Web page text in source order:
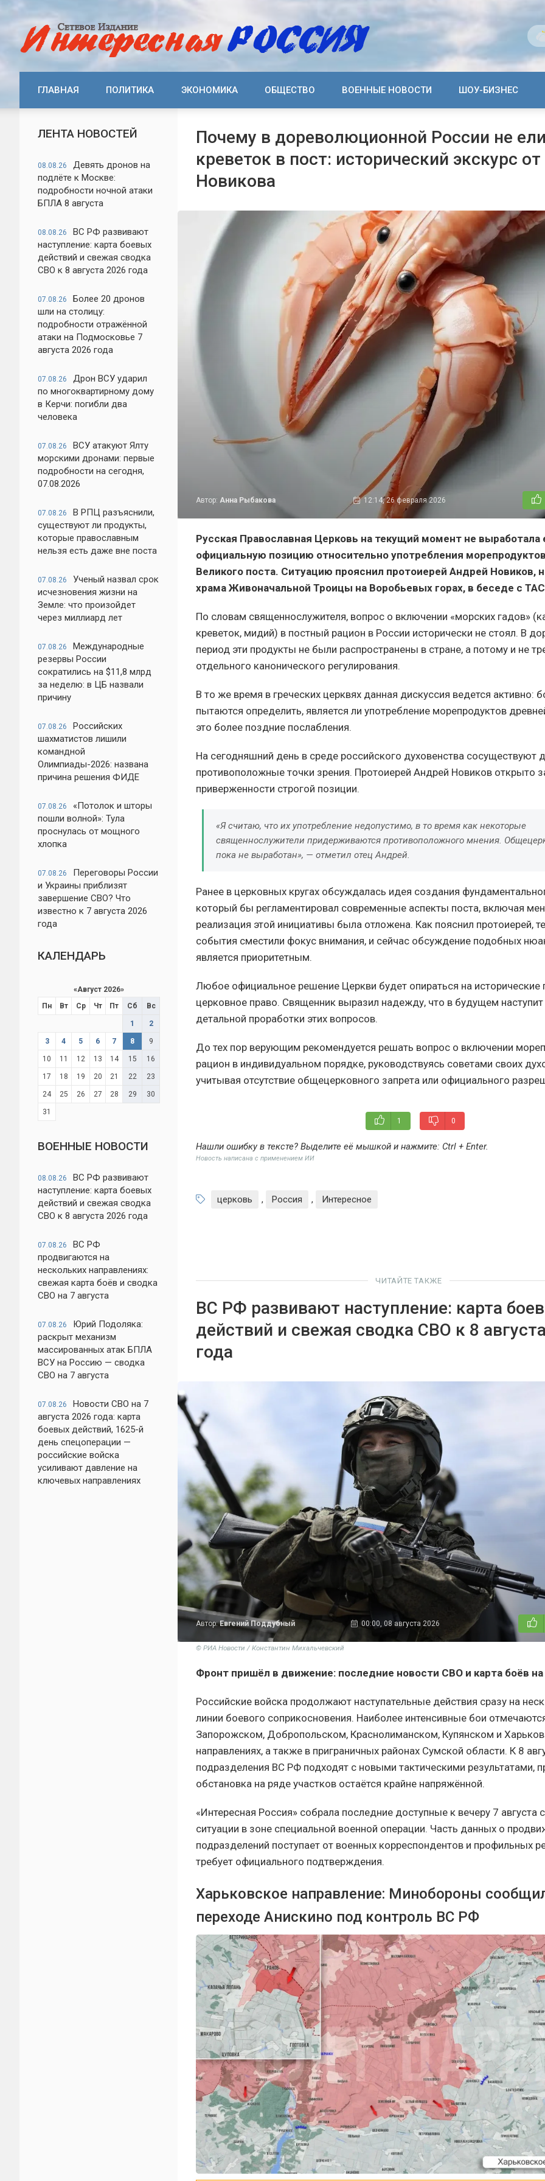
ГЛАВНАЯ ПОЛИТИКА ЭКОНОМИКА ОБЩЕСТВО ВОЕННЫЕ НОВОСТИ ШОУ-БИЗНЕС
ЛЕНТА НОВОСТЕЙ
08.08.26
Девять дронов на
подлёте к Москве:
подробности ночной атаки
БПЛА 8 августа
08.08.26
ВС РФ развивают
наступление: карта боевых
действий и свежая сводка
СВО к 8 августа 2026 года
07.08.26
Более 20 дронов
шли на столицу:
подробности отражённой
атаки на Подмосковье 7
августа 2026 года
07.08.26
Дрон ВСУ ударил
по многоквартирному дому
в Керчи: погибли два
человека
07.08.26
ВСУ атакуют Ялту
морскими дронами: первые
подробности на сегодня,
07.08.2026
07.08.26
В РПЦ разъяснили,
существуют ли продукты,
которые православным
нельзя есть даже вне поста
07.08.26
Ученый назвал срок
исчезновения жизни на
Земле: что произойдет
через миллиард лет
07.08.26
Международные
резервы России
сократились на $11,8 млрд
за неделю: в ЦБ назвали
причину
07.08.26
Российских
шахматистов лишили
командной
Олимпиады-2026: названа
причина решения ФИДЕ
07.08.26
«Потолок и шторы
пошли волной»: Тула
проснулась от мощного
хлопка
07.08.26
Переговоры России
и Украины приблизят
завершение СВО? Что
известно к 7 августа 2026
года
КАЛЕНДАРЬ
«Август 2026»
Пн
Вт Ср Чт Пт Сб Вс
1 2
3 4 5 6 7 8 9
10 11 12 13 14 15 16
17 18 19 20 21 22 23
24 25 26 27 28 29 30
31
ВОЕННЫЕ НОВОСТИ
08.08.26
ВС РФ развивают
наступление: карта боевых
действий и свежая сводка
СВО к 8 августа 2026 года
07.08.26
ВС РФ
продвигаются на
нескольких направлениях:
свежая карта боёв и сводка
СВО на 7 августа
07.08.26
Юрий Подоляка:
раскрыт механизм
массированных атак БПЛА
ВСУ на Россию — сводка
СВО на 7 августа
07.08.26
Новости СВО на 7
августа 2026 года: карта
боевых действий, 1625-й
день спецоперации —
российские войска
усиливают давление на
ключевых направлениях
Почему в дореволюционной России не
креветок в пост: исторический экскурс
Новикова
Автор: Анна Рыбакова 12:14, 26 февраля 2026
Русская Православная Церковь на текущий момент не
официальную позицию относительно употребления
Великого поста. Ситуацию прояснил протоиерей Андрей Новиков,
храма Живоначальной Троицы на Воробьевых горах, в беседе с
По словам священнослужителя, вопрос о включении «морских гадов»
креветок, мидий) в постный рацион в России исторически не стоял. В
период эти продукты не были распространены в стране, а потому и не
отдельного канонического регулирования.
В то же время в греческих церквях данная дискуссия ведется активно:
пытаются определить, является ли употребление морепродуктов
это более поздние послабления.
На сегодняшний день в среде российского духовенства сосуществуют
противоположные точки зрения. Протоиерей Андрей Новиков открыто
приверженности строгой позиции.
«Я считаю, что их употребление недопустимо, в то время как некоторые
священнослужители придерживаются противоположного мнения.
пока не выработан», — отметил отец Андрей.
Ранее в церковных кругах обсуждалась идея создания
который бы регламентировал современные аспекты поста, включая
реализация этой инициативы была отложена. Как пояснил протоиерей,
события сместили фокус внимания, и сейчас обсуждение подобных
является приоритетным.
Любое официальное решение Церкви будет опираться на исторические
церковное право. Священник выразил надежду, что в будущем
детальной проработки этих вопросов.
До тех пор верующим рекомендуется решать вопрос о включении
рацион в индивидуальном порядке, руководствуясь советами своих
учитывая отсутствие общецерковного запрета или официального
1 0
Нашли ошибку в тексте? Выделите её мышкой и нажмите: Ctrl + Enter.
Новость написана с применением ИИ
церковь , Россия , Интересное
ЧИТАЙТЕ ТАКЖЕ
ВС РФ развивают наступление: карта
действий и свежая сводка СВО к 8
года
Автор:Евгений Поддубный 00:00, 08 августа 2026
© РИА Новости / Константин Михальчевский
Фронт пришёл в движение: последние новости СВО и карта боёв
Российские войска продолжают наступательные действия сразу на
линии боевого соприкосновения. Наиболее интенсивные бои
Запорожском, Добропольском, Краснолиманском, Купянском и
направлениях, а также в приграничных районах Сумской области. К 8
подразделения ВС РФ подходят с новыми тактическими результатами,
обстановка на ряде участков остаётся крайне напряжённой.
«Интересная Россия» собрала последние доступные к вечеру 7 августа
ситуации в зоне специальной военной операции. Часть данных о
подразделений поступает от военных корреспондентов и профильных
требует официального подтверждения.
Харьковское направление: Минобороны
переходе Анискино под контроль ВС РФ